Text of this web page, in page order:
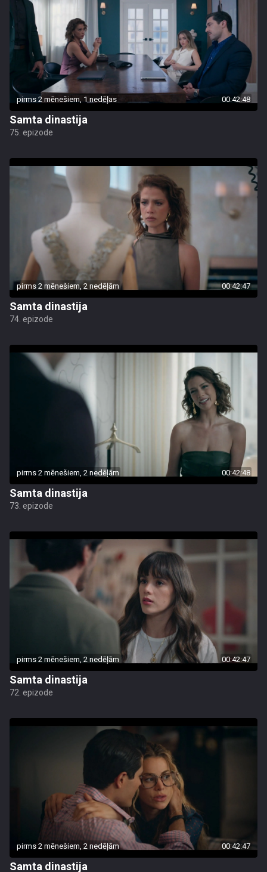
pirms 2 mēnešiem, 1 nedēļas 00:42:48
Samta dinastija
75. epizode
pirms 2 mēnešiem, 2 nedēļām 00:42:47
Samta dinastija
74. epizode
pirms 2 mēnešiem, 2 nedēļām 00:42:48
Samta dinastija
73. epizode
pirms 2 mēnešiem, 2 nedēļām 00:42:47
Samta dinastija
72. epizode
pirms 2 mēnešiem, 2 nedēļām 00:42:47
Samta dinastija